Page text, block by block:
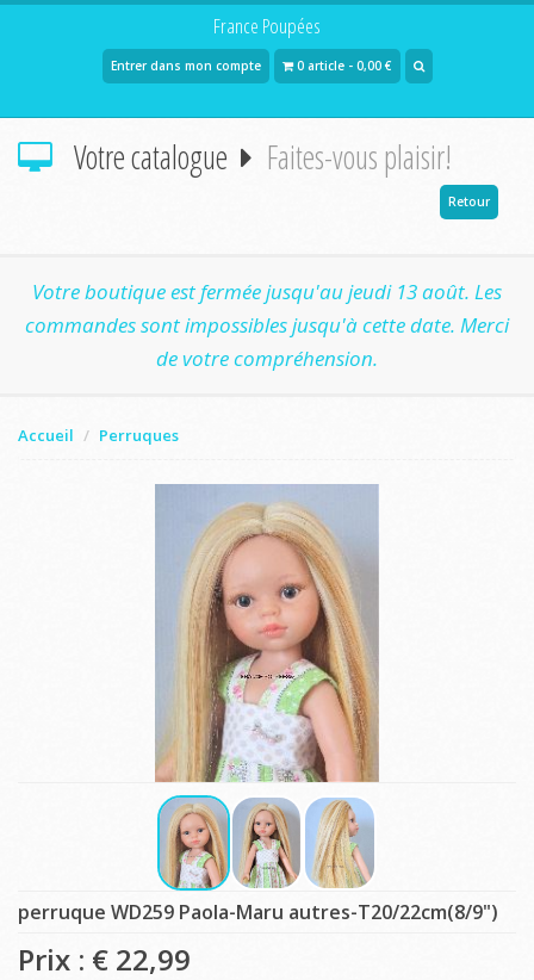
France Poupées
Entrer dans mon compte 0 article - 0,00 €
Votre catalogue Faites-vous plaisir!
Retour
Votre boutique est fermée jusqu'au jeudi 13 août. Les
commandes sont impossibles jusqu'à cette date. Merci
de votre compréhension.
Accueil Perruques
perruque WD259 Paola-Maru autres-T20/22cm(8/9")
Prix : € 22,99